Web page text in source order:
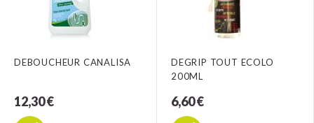
DEBOUCHEUR CANALISA
12,30 €
DEGRIP TOUT ECOLO
200ML
6,60 €